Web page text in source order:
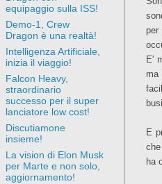
E'
E
ha
equipaggio sulla ISS!
Demo-1, Crew
Dragon è una realtà!
Intelligenza Artificiale,
inizia il viaggio!
Falcon Heavy,
straordinario
successo per il super
lanciatore low cost!
Discutiamone
insieme!
La vision di Elon Musk
per Marte e non solo,
aggiornamento!